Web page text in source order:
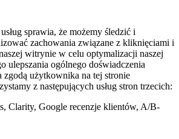
sprawia, że możemy śledzić i
zachowania związane z kliknięciami i
witrynie w celu optymalizacji naszej
ulepszania ogólnego doświadczenia
użytkownika na tej stronie
z następujących usług stron trzecich:
Clarity, Google recenzje klientów, A/B-